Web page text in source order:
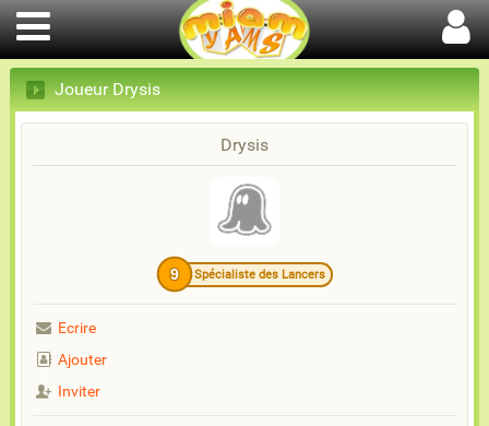
Joueur Drysis
Drysis
9 Spécialiste des Lancers
Ecrire
Ajouter
Inviter